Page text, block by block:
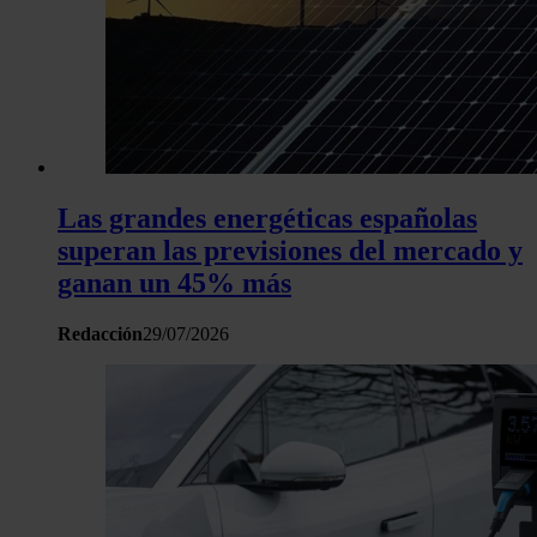
Las grandes energéticas españolas
superan las previsiones del mercado y
ganan un 45% más
Redacción29/07/2026